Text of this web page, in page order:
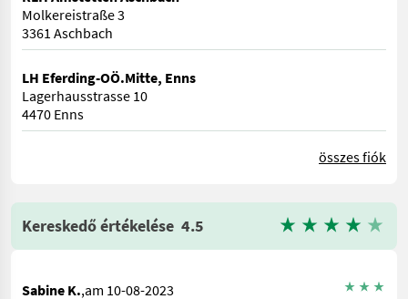
Molkereistraße 3
3361 Aschbach
LH Eferding-OÖ.Mitte, Enns
Lagerhausstrasse 10
4470 Enns
összes fiók
Kereskedő értékelése 4.5
Sabine K.,am 10-08-2023